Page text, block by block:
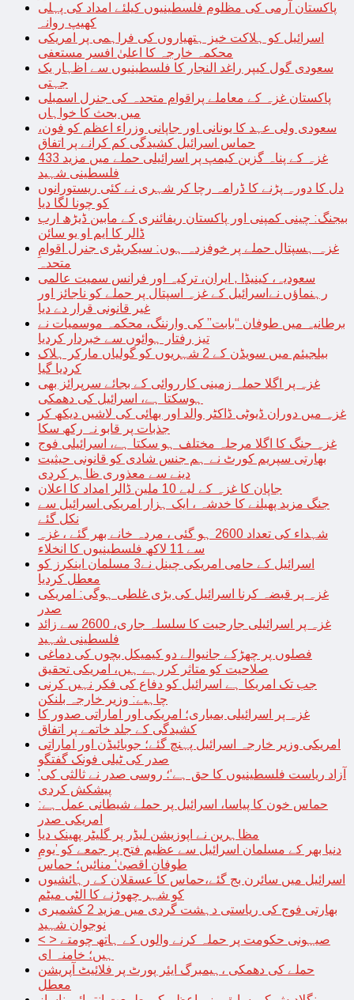
پاکستان آرمی کی مظلوم فلسطینیوں کیلئے امداد کی پہلی
کھیپ روانہ
اسرائیل کو ہلاکت خیز ہتھیاروں کی فراہمی پر امریکی
محکمہ خارجہ کا اعلیٰ افسر مستعفی
سعودی گول کیپر راغد النجار کا فلسطینیوں سے اظہار یک
جہتی
پاکستان غزہ کے معاملے پراقوام متحدہ کی جنرل اسمبلی
میں بحث کا خواہاں
سعودی ولی عہد کا یونانی اور جاپانی وزراء اعظم کو فون،
حماس اسرائیل کشیدگی کم کرانے پر اتفاق
غزہ کے پناہ گزین کیمپ پر اسرائیلی حملے میں مزید 433
فلسطینی شہید
دل کا دورہ پڑنے کا ڈرامہ رچا کر شہری نے کئی ریستورانوں
کو چونا لگا دیا
بیجنگ: چینی کمپنی اور پاکستان ریفائنری کے مابین ڈیڑھ ارب
ڈالر کا ایم او یو سائن
غزہ ہسپتال حملے پر خوفزدہ ہوں: سیکریٹری جنرل اقوامِ
متحدہ
سعودیہ، کینیڈا , ایران، ترکیہ اور فرانس سمیت عالمی
رہنماؤں نےاسرائیل کے غزہ اسپتال پر حملے کو ناجائز اور
غیر قانونی قرار دے دیا
برطانیہ میں طوفان “بابت” کی وارننگ، محکمہ موسمیات نے
تیز رفتار ہوائوں سے خبردار کردیا
بیلجیئم میں سویڈن کے 2 شہریوں کو گولیاں مارکر ہلاک
کردیا گیا
غزہ پر اگلا حملہ زمینی کارروائی کے بجائے سرپرائز بھی
ہوسکتا ہے، اسرائیل کی دھمکی
غزہ میں دوران ڈیوٹی ڈاکٹر والد اور بھائی کی لاشیں دیکھ کر
جذبات پر قابو نہ رکھ سکا
غزہ جنگ کا اگلا مرحلہ مختلف ہو سکتا ہے، اسرائیلی فوج
بھارتی سپریم کورٹ نے ہم جنس شادی کو قانونی حیثیت
دینے سے معذوری ظاہر کردی
جاپان کا غزہ کے لیے 10 ملین ڈالر امداد کا اعلان
جنگ مزید پھیلنے کا خدشہ ، ایک ہزار امریکی اسرائیل سے
نکل گئے
شہداء کی تعداد 2600 ہو گئی ، مردہ خانے بھر گئے ، غزہ
سے 11 لاکھ فلسطینیوں کا انخلاء
اسرائیل کے حامی امریکی چینل نے3 مسلمان اینکرز کو
معطل کردیا
غزہ پر قبضہ کرنا اسرائیل کی بڑی غلطی ہوگی: امریکی
صدر
غزہ پر اسرائیلی جارحیت کا سلسلہ جاری، 2600 سے زائد
فلسطینی شہید
فصلوں پر چھڑکے جانیوالے دو کیمیکل بچوں کی دماغی
صلاحیت کو متاثر کررہے ہیں، امریکی تحقیق
جب تک امریکا ہے اسرائیل کو دفاع کی فکر نہیں کرنی
چاہیے: وزیر خارجہ بلنکن
غزہ پر اسرائیلی بمباری؛ امریکی اور اماراتی صدور کا
کشیدگی کے جلد خاتمے پر اتفاق
امریکی وزیر خارجہ اسرائیل پہنچ گئے؛ جوبائیڈن اور اماراتی
صدر کی ٹیلی فونک گفتگو
’آزاد ریاست فلسطینیوں کا حق ہے‘؛ روسی صدر نے ثالثی کی
پیشکش کردی
حماس خون کا پیاسا، اسرائیل پر حملے شیطانی عمل ہے:
امریکی صدر
مظاہرین نے اپوزیشن لیڈر پر گلیٹر پھینک دیا
دنیا بھر کے مسلمان اسرائیل سے عظیم فتح پر جمعے کو ’یومِ
طوفانِ اقصیٰ‘ منائیں؛ حماس
اسرائیل میں سائرن بج گئے،حماس کا عسقلان کے رہائشیوں
کو شہر چھوڑنے کا الٹی میٹم
بھارتی فوج کی ریاستی دہشت گردی میں مزید 2 کشمیری
نوجوان شہید
< > صیہونی حکومت پر حملہ کرنے والوں کے ہاتھ چومتے
ہیں؛ خامنہ ای
حملے کی دھمکی ،ہیمبرگ ایئر پورٹ پر فلائیٹ آپریشن
معطل